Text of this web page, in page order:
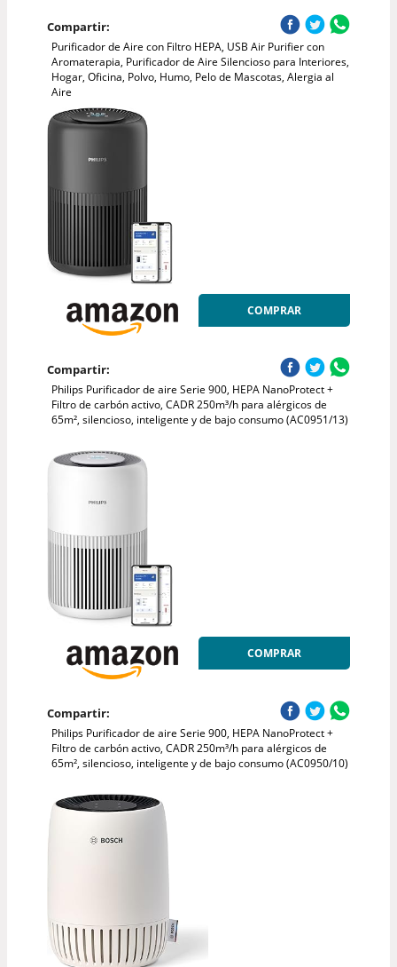
Compartir:
Purificador de Aire con Filtro HEPA, USB Air Purifier con
Aromaterapia, Purificador de Aire Silencioso para Interiores,
Hogar, Oficina, Polvo, Humo, Pelo de Mascotas, Alergia al
Aire
COMPRAR
Compartir:
Philips Purificador de aire Serie 900, HEPA NanoProtect +
Filtro de carbón activo, CADR 250m³/h para alérgicos de
65m², silencioso, inteligente y de bajo consumo (AC0951/13)
COMPRAR
Compartir:
Philips Purificador de aire Serie 900, HEPA NanoProtect +
Filtro de carbón activo, CADR 250m³/h para alérgicos de
65m², silencioso, inteligente y de bajo consumo (AC0950/10)